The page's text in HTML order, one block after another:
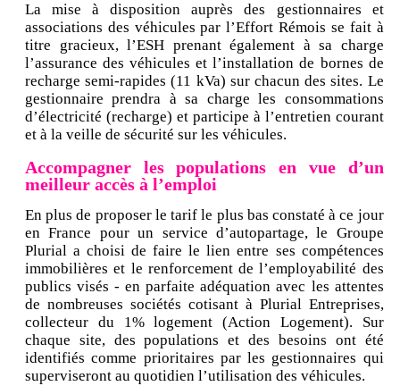
La mise à disposition auprès des gestionnaires et
associations des véhicules par l’Effort Rémois se fait à
titre gracieux, l’ESH prenant également à sa charge
l’assurance des véhicules et l’installation de bornes de
recharge semi-rapides (11 kVa) sur chacun des sites. Le
gestionnaire prendra à sa charge les consommations
d’électricité (recharge) et participe à l’entretien courant
et à la veille de sécurité sur les véhicules.
Accompagner les populations en vue d’un
meilleur accès à l’emploi
En plus de proposer le tarif le plus bas constaté à ce jour
en France pour un service d’autopartage, le Groupe
Plurial a choisi de faire le lien entre ses compétences
immobilières et le renforcement de l’employabilité des
publics visés - en parfaite adéquation avec les attentes
de nombreuses sociétés cotisant à Plurial Entreprises,
collecteur du 1% logement (Action Logement). Sur
chaque site, des populations et des besoins ont été
identifiés comme prioritaires par les gestionnaires qui
superviseront au quotidien l’utilisation des véhicules.